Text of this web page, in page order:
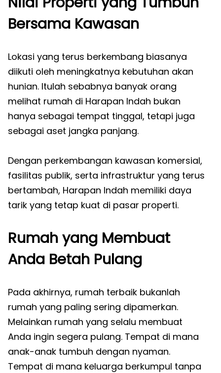
Bersama Kawasan
Lokasi yang terus berkembang biasanya
diikuti oleh meningkatnya kebutuhan akan
hunian. Itulah sebabnya banyak orang
melihat rumah di Harapan Indah bukan
hanya sebagai tempat tinggal, tetapi juga
sebagai aset jangka panjang.
Dengan perkembangan kawasan komersial,
fasilitas publik, serta infrastruktur yang terus
bertambah, Harapan Indah memiliki daya
tarik yang tetap kuat di pasar properti.
Rumah yang Membuat
Anda Betah Pulang
Pada akhirnya, rumah terbaik bukanlah
rumah yang paling sering dipamerkan.
Melainkan rumah yang selalu membuat
Anda ingin segera pulang. Tempat di mana
anak-anak tumbuh dengan nyaman.
Tempat di mana keluarga berkumpul tanpa